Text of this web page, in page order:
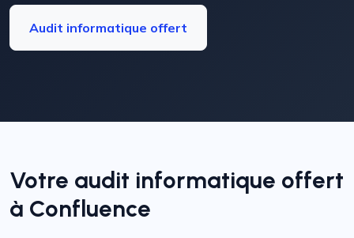
Audit informatique offert
Votre audit informatique offert
à Confluence